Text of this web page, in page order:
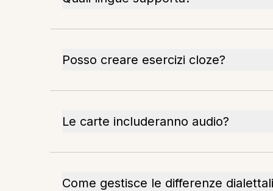
Posso creare esercizi cloze?
Le carte includeranno audio?
Come gestisce le differenze